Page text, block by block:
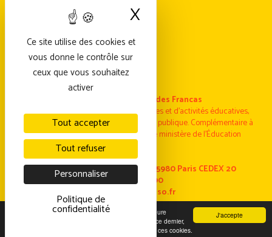
J'accepte
Nous utilisons des cookies pour vous garantir la meilleure
expérience sur notre site. Si vous continuez à utiliser ce dernier,
nous considérerons que vous acceptez l'utilisation de ces cookies.
Fédération nationale des Francas
Fédération nationale laïque de structures et d’activités éducatives,
sociales et culturelles Reconnue d’utilité publique. Complémentaire à
l’Enseignement public et agrée par le ministère de l’Éducation
Les Francas – 10/14 rue Tolain 75980 Paris CEDEX 20
01 44 64 21 00
www.francas.asso.fr
Copyright@Les Francas
Ce site utilise des cookies et
vous donne le contrôle sur
ceux que vous souhaitez
activer
Tout accepter
Tout refuser
Personnaliser
Politique de
confidentialité
X